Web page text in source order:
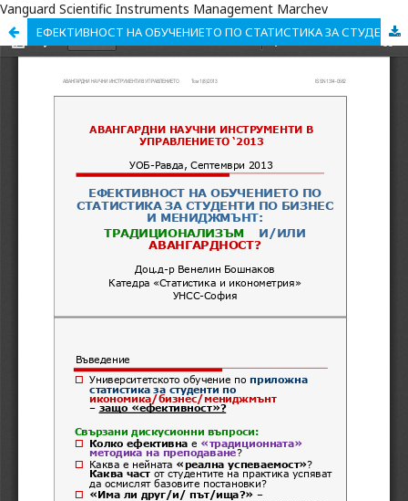
Vanguard Scientific Instruments Management Marchev
ЕФЕКТИВНОСТ НА ОБУЧЕНИЕТО ПО СТАТИСТИКА ЗА СТУДЕНТИ ПО БИЗНЕС И МЕНИДЖМЪНТ: ТРАДИЦИОНАЛИЗЪМ И/ИЛИ АВАНГАРДНОСТ? (СЛАЙДОВЕ)